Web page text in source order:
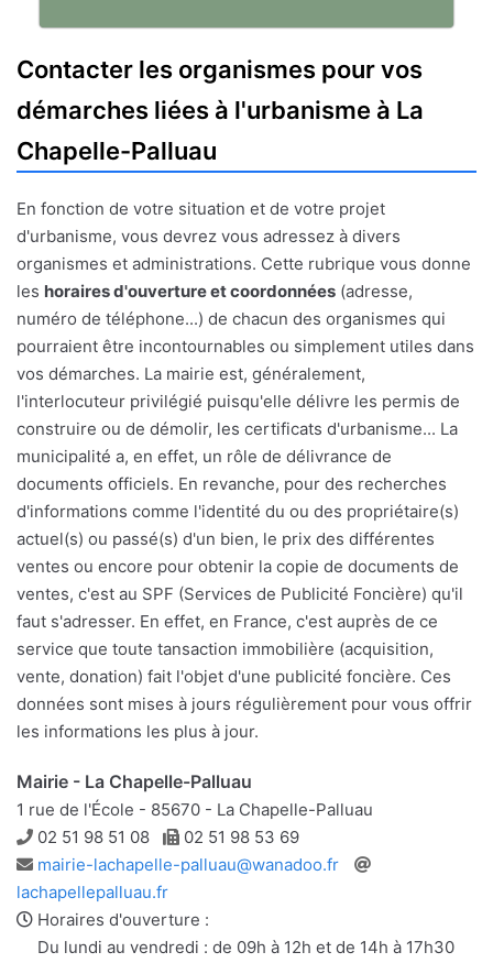
Contacter les organismes pour vos
démarches liées à l'urbanisme à La
Chapelle-Palluau
En fonction de votre situation et de votre projet
d'urbanisme, vous devrez vous adressez à divers
organismes et administrations. Cette rubrique vous donne
les horaires d'ouverture et coordonnées (adresse,
numéro de téléphone...) de chacun des organismes qui
pourraient être incontournables ou simplement utiles dans
vos démarches. La mairie est, généralement,
l'interlocuteur privilégié puisqu'elle délivre les permis de
construire ou de démolir, les certificats d'urbanisme... La
municipalité a, en effet, un rôle de délivrance de
documents officiels. En revanche, pour des recherches
d'informations comme l'identité du ou des propriétaire(s)
actuel(s) ou passé(s) d'un bien, le prix des différentes
ventes ou encore pour obtenir la copie de documents de
ventes, c'est au SPF (Services de Publicité Foncière) qu'il
faut s'adresser. En effet, en France, c'est auprès de ce
service que toute tansaction immobilière (acquisition,
vente, donation) fait l'objet d'une publicité foncière. Ces
données sont mises à jours régulièrement pour vous offrir
les informations les plus à jour.
Mairie - La Chapelle-Palluau
1 rue de l'École - 85670 - La Chapelle-Palluau
Téléphone
02 51 98 51 08 Télécopie
02 51 98 53 69
Adresse
e-
mail
mairie-lachapelle-palluau@wanadoo.fr
lachapellepalluau.fr
Horaires d'ouverture :
Du lundi au vendredi : de 09h à 12h et de 14h à 17h30